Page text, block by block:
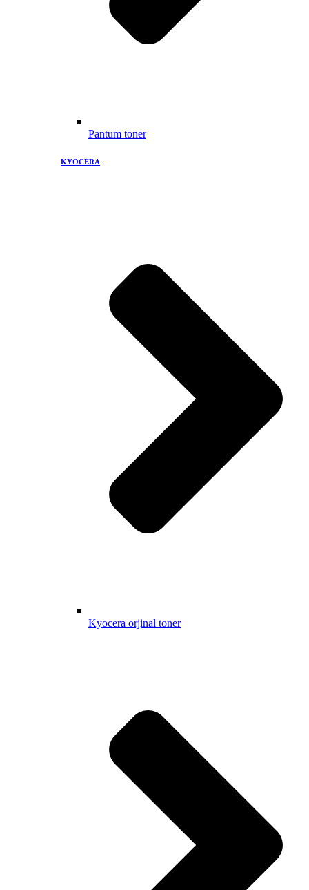
Pantum toner
KYOCERA
Kyocera orjinal toner